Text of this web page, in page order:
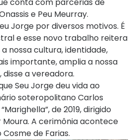
conta com parcerias de
e Peu Meurray.
Jorge por diversos motivos. É
e esse novo trabalho reitera
nossa cultura, identidade,
importante, amplia a nossa
a vereadora.
Seu Jorge deu vida ao
soteropolitano Carlos
de 2019, dirigido
A cerimônia acontece
Cosme de Farias.